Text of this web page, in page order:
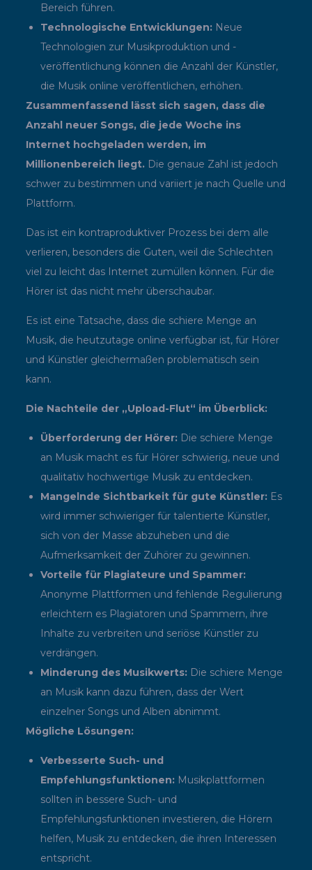
Bereich führen.
Technologische Entwicklungen: Neue
Technologien zur Musikproduktion und -
veröffentlichung können die Anzahl der Künstler,
die Musik online veröffentlichen, erhöhen.
Zusammenfassend lässt sich sagen, dass die
Anzahl neuer Songs, die jede Woche ins
Internet hochgeladen werden, im
Millionenbereich liegt. Die genaue Zahl ist jedoch
schwer zu bestimmen und variiert je nach Quelle und
Plattform.
Das ist ein kontraproduktiver Prozess bei dem alle
verlieren, besonders die Guten, weil die Schlechten
viel zu leicht das Internet zumüllen können. Für die
Hörer ist das nicht mehr überschaubar.
Es ist eine Tatsache, dass die schiere Menge an
Musik, die heutzutage online verfügbar ist, für Hörer
und Künstler gleichermaßen problematisch sein
kann.
Die Nachteile der „Upload-Flut“ im Überblick:
Überforderung der Hörer: Die schiere Menge
an Musik macht es für Hörer schwierig, neue und
qualitativ hochwertige Musik zu entdecken.
Mangelnde Sichtbarkeit für gute Künstler: Es
wird immer schwieriger für talentierte Künstler,
sich von der Masse abzuheben und die
Aufmerksamkeit der Zuhörer zu gewinnen.
Vorteile für Plagiateure und Spammer:
Anonyme Plattformen und fehlende Regulierung
erleichtern es Plagiatoren und Spammern, ihre
Inhalte zu verbreiten und seriöse Künstler zu
verdrängen.
Minderung des Musikwerts: Die schiere Menge
an Musik kann dazu führen, dass der Wert
einzelner Songs und Alben abnimmt.
Mögliche Lösungen:
Verbesserte Such- und
Empfehlungsfunktionen: Musikplattformen
sollten in bessere Such- und
Empfehlungsfunktionen investieren, die Hörern
helfen, Musik zu entdecken, die ihren Interessen
entspricht.